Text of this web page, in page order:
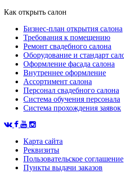
Как открыть салон
Бизнес-план открытия салона
Требования к помещению
Ремонт свадебного салона
Оборудование и стандарт
Оформление фасада салона
Внутреннее оформление
Ассортимент салона
Персонал свадебного салона
Система обучения персонала
Система прохождения заявок
Карта сайта
Реквизиты
Пользовательское соглашение
Пункты выдачи заказов